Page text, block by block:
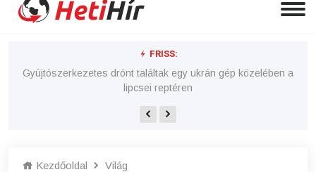
FRISS:
Gyújtószerkezetes drónt találtak egy ukrán gép közelében a
lipcsei reptéren
Kezdőoldal Világ